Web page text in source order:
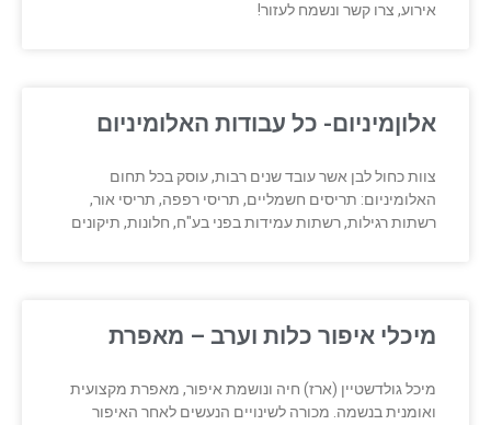
אירוע, צרו קשר ונשמח לעזור!
אלוןמיניום- כל עבודות האלומיניום
צוות כחול לבן אשר עובד שנים רבות, עוסק בכל תחום
האלומיניום: תריסים חשמליים, תריסי רפפה, תריסי אור,
רשתות רגילות, רשתות עמידות בפני בע"ח, חלונות, תיקונים
מיכלי איפור כלות וערב – מאפרת
מיכל גולדשטיין (ארז) חיה ונושמת איפור, מאפרת מקצועית
ואומנית בנשמה. מכורה לשינויים הנעשים לאחר האיפור